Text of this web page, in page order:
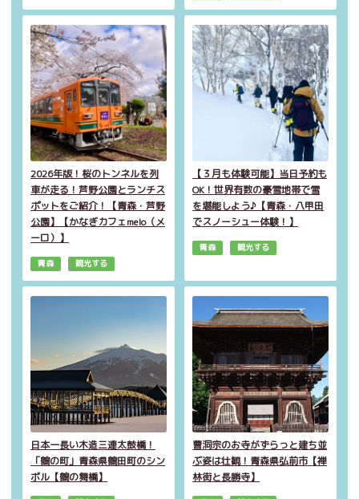
2026年版！桜のトンネルを列
車が走る！芦野公園とランチス
ポットをご紹介！【青森・芦野
公園】【かなぎカフェmelo（メ
ーロ）】
青森 観光する
【３月も体験可能】当日予約も
OK！世界有数の豪雪地帯で雪
を堪能しよう♪【青森・八甲田
でスノーシュー体験！】
青森 観光する
日本一長い木造三連太鼓橋！
「鶴の町」青森県鶴田町のシン
ボル【鶴の舞橋】
曹洞宗のお寺がずらっと建ち並
ぶ姿は壮観！青森県弘前市【禅
林街と長勝寺】